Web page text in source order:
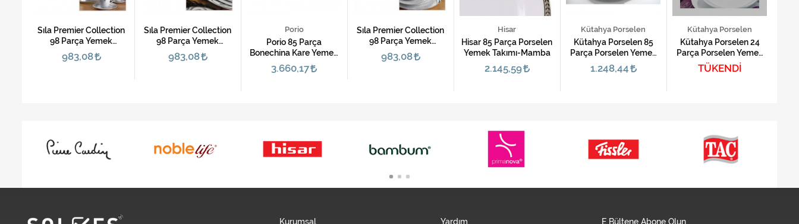
Sıla Premier Collection
98 Parça Yemek
Takımı-5201
983,08
Porio
Porio 85 Parça
Bonechina Kare Yemek
Takımı (M44-107)
Sıla Premier Collection
98 Parça Yemek
Takımı-5202
983,08
Hisar
Hisar 85 Parça Porselen
Yemek Takımı-Mamba
Kütahya Porselen
Kütahya Porselen 85
Parça Porselen Yemek
Takımı-Stella 5034
1.248,44
Kütahya Porselen
Kütahya Porselen 24
Parça Porselen Yemek
Takımı-Zeugma M
TÜKENDİ
Kütahya Porselen
Kütahya Porselen 85
Parça Porselen Yemek
Takımı-Stella 3637
1.248,44
E Bültene Abone Olun
Kurumsal Yardım